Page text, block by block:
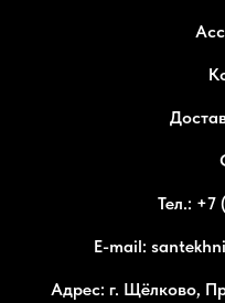
Тел.: +7
E-mail:
Адрес: г. Щёлково,